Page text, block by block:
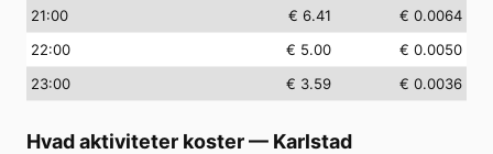
21:00 € 6.41
€ 0.0064
22:00 € 5.00
€ 0.0050
23:00 € 3.59 € 0.0036
Hvad aktiviteter koster— Karlstad